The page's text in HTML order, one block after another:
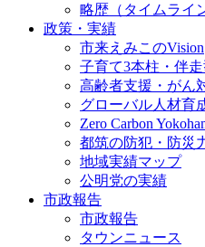
略歴（タイムライ
政策・実績
市来えみこのVision
子育て3本柱・伴
高齢者支援・がん
グローバル人材育
Zero Carbon
都筑の防犯・防災
地域実績マップ
公明党の実績
市政報告
市政報告
タウンニュース